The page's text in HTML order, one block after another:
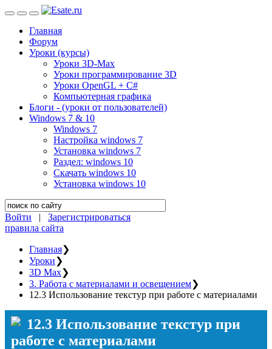
Главная
Форум
Уроки (курсы)
Уроки 3D-Max
Уроки программирование 3D
Уроки OpenGL + C#
Компьютерная графика
Блоги - (уроки от пользователей)
Windows 7 & 10
Windows 7
Настройка windows 7
Установка windows 7
Раздел: windows 10
Скачать windows 10
Установка windows 10
Войти | Зарегистрироваться
правила сайта
Главная❯
Уроки❯
3D Max❯
3. Работа с материалами и освещением❯
12.3 Использование текстур при работе с материалами
12.3 Использование текстур при
работе с материалами